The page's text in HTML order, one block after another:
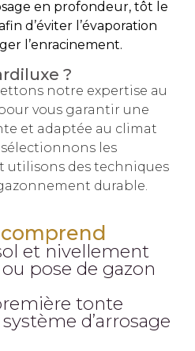
en profondeur, tôt le
d’éviter l’évaporation
l’enracinement.
?
notre expertise au
vous garantir une
et adaptée au climat
les
utilisons des techniques
durable.
et nivellement
pose de gazon
tonte
d’arrosage